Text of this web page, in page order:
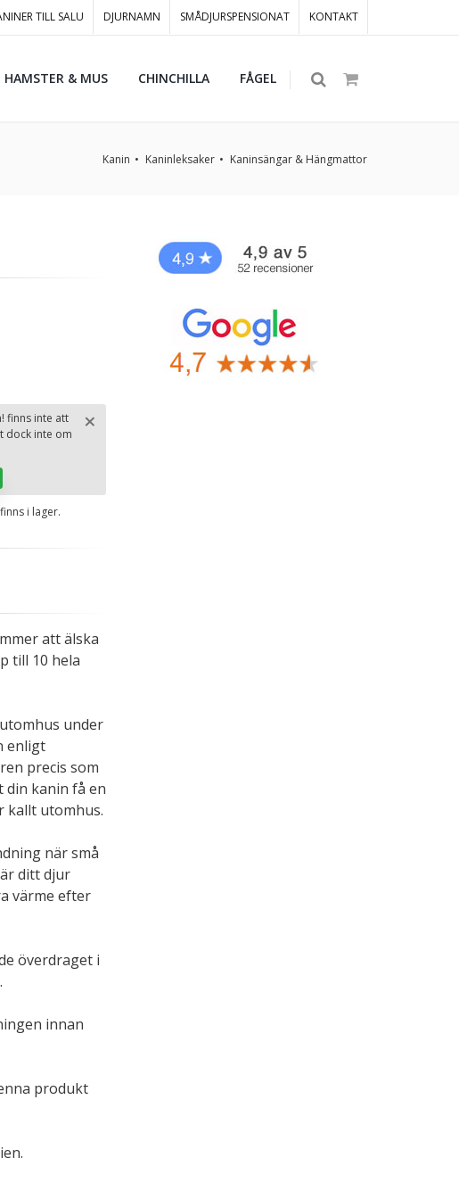
TILL SALU DJURNAMN SMÅDJURSPENSIONAT KONTAKT
HAMSTER & MUS CHINCHILLA FÅGEL
Kanin Kaninleksaker Kaninsängar & Hängmattor
×
finns inte att
dock inte om
i lager.
att älska
till 10 hela
under
enligt
precis som
din kanin få en
kallt utomhus.
när små
ditt djur
värme efter
överdraget i
innan
produkt